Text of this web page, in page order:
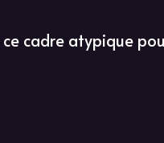
cadre atypique